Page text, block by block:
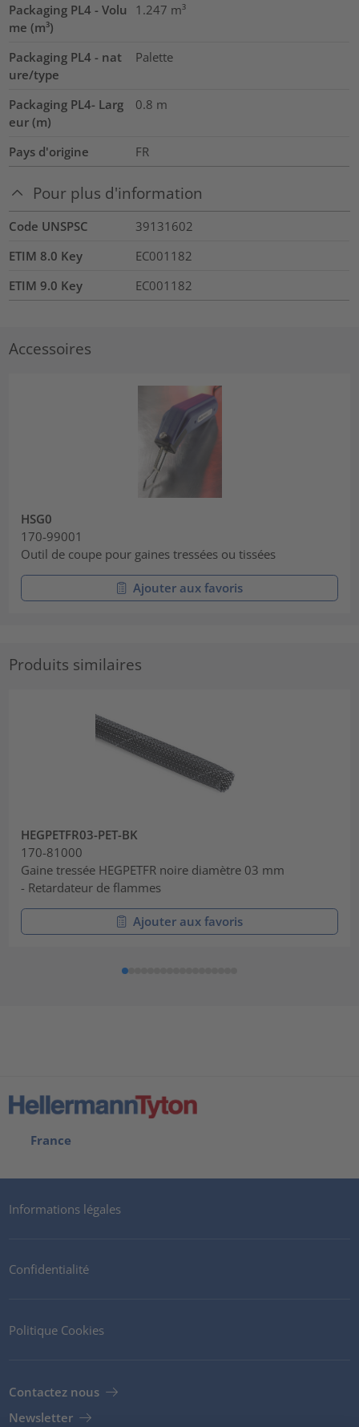
Packaging PL4 - Volu
me (m³)
1.247 m³
Packaging PL4 - nat
ure/type
Palette
Packaging PL4- Larg
eur (m)
0.8 m
Pays d'origine FR
Pour plus d'information
Code UNSPSC
39131602
ETIM 8.0 Key
EC001182
ETIM 9.0 Key
EC001182
Accessoires
HSG0
170-99001
Outil de coupe pour gaines tressées ou tissées
Ajouter aux favoris
Produits similaires
HEGPETFR03-PET-BK
170-81000
Gaine tressée HEGPETFR noire diamètre 03 mm
- Retardateur de flammes
Ajouter aux favoris
France
Informations légales
Confidentialité
Politique Cookies
Contactez nous
Newsletter